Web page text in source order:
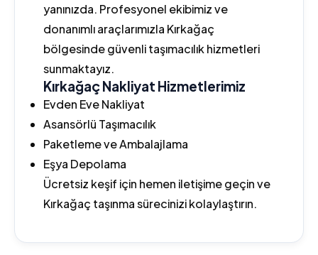
yanınızda. Profesyonel ekibimiz ve
donanımlı araçlarımızla Kırkağaç
bölgesinde güvenli taşımacılık hizmetleri
sunmaktayız.
Kırkağaç Nakliyat Hizmetlerimiz
Evden Eve Nakliyat
Asansörlü Taşımacılık
Paketleme ve Ambalajlama
Eşya Depolama
Ücretsiz keşif için hemen iletişime geçin ve
Kırkağaç taşınma sürecinizi kolaylaştırın.